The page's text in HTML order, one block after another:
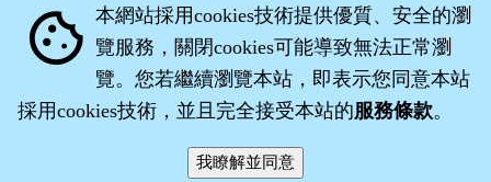
‧沈藥子©2008～2026
cookie 本網站採用cookies技術提供優質、安全的瀏
覽服務，關閉cookies可能導致無法正常瀏
覽。您若繼續瀏覽本站，即表示您同意本站
採用cookies技術，並且完全接受本站的服務條款。